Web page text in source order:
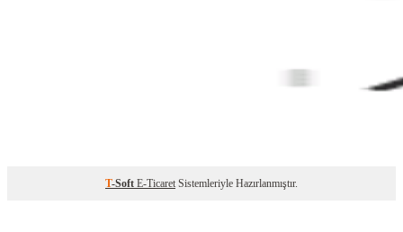
T-Soft E-Ticaret Sistemleriyle Hazırlanmıştır.